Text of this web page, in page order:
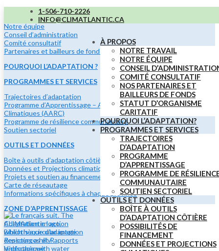
1-506-710-2226
INFO@CLIMATLANTIC.CA
À PROPOS
NOTRE TRAVAIL
NOTRE ÉQUIPE
CONSEIL
COMITÉ CONSULTATIF
NOS PARTENAIRES ET
BAILLEURS DE FONDS
STATUT D’ORGANISME
CARITATIF
POURQUOI L’ADAPTATION?
PROGRAMMES ET SERVICES
TRAJECTOIRES
D’ADAPTATION
PROGRAMME
D’APPRENTISSAGE
PROGRAMME DE
COMMUNAUTAIRE
SOUTIEN SECTORIEL
OUTILS ET DONNÉES
BOÎTE À OUTILS
D’ADAPTATION CÔTIÈRE
POSSIBILITÉS DE
FINANCEMENT
DONNÉES ET PROJECTIONS
À PROPOS
Notre équipe
Conseil d’administration
Comité consultatif
Partenaires et bailleurs de fonds
POURQUOI L’ADAPTATION ?
PROGRAMMES ET SERVICES
Trajectoires d’adaptation
Programme d’Apprentissage – Adaptation et Résilience
Climatiques (AARC)
Programme de résilience communautaire
Soutien sectoriel
OUTILS ET DONNÉES
Boîte à outils d’adaptation côtière
Données et Projections climatiques
Projets et soutien au financement
Carte de réseautage
Informations spécifiques à chaque province
ZONE D’APPRENTISSAGE
Adaptation en action
Bibliothèque d’adaptation
Ressources et Rapports
Vidéothèque